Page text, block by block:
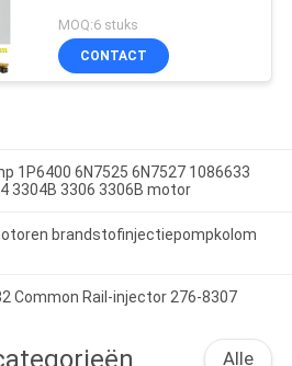
MOQ:6 stuks
CONTACT
1P6400 6N7525 6N7527 1086633
3304B 3306 3306B motor
brandstofinjectiepompkolom
Common Rail-injector 276-8307
Alle